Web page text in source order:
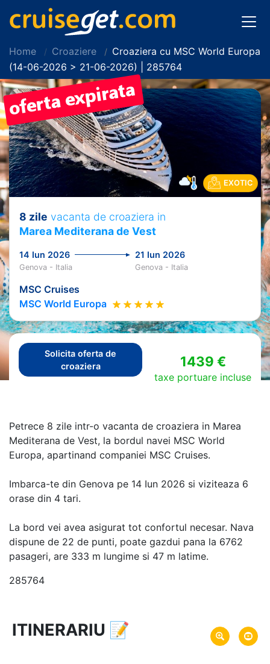
Home Croaziere
Croaziera cu MSC World Europa
(14-06-2026 > 21-06-2026) | 285764
EXOTIC
8 zile vacanta de croaziera in
Marea Mediterana de Vest
14 Iun 2026 21 Iun 2026
Genova - Italia Genova - Italia
MSC Cruises
MSC World Europa
Solicita oferta de
croaziera
1439 €
taxe portuare incluse
Petrece 8 zile intr-o vacanta de croaziera in Marea
Mediterana de Vest, la bordul navei MSC World
Europa, apartinand companiei MSC Cruises.
Imbarca-te din Genova pe 14 Iun 2026 si viziteaza 6
orase din 4 tari.
La bord vei avea asigurat tot confortul necesar. Nava
dispune de 22 de punti, poate gazdui pana la 6762
pasageri, are 333 m lungime si 47 m latime.
285764
8 zile vacanta de croaziera in
Marea Mediterana de Vest -
ITINERARIU 📝